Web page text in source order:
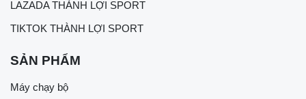
LAZADA THÀNH LỢI SPORT
TIKTOK THÀNH LỢI SPORT
SẢN PHẨM
Máy chạy bộ